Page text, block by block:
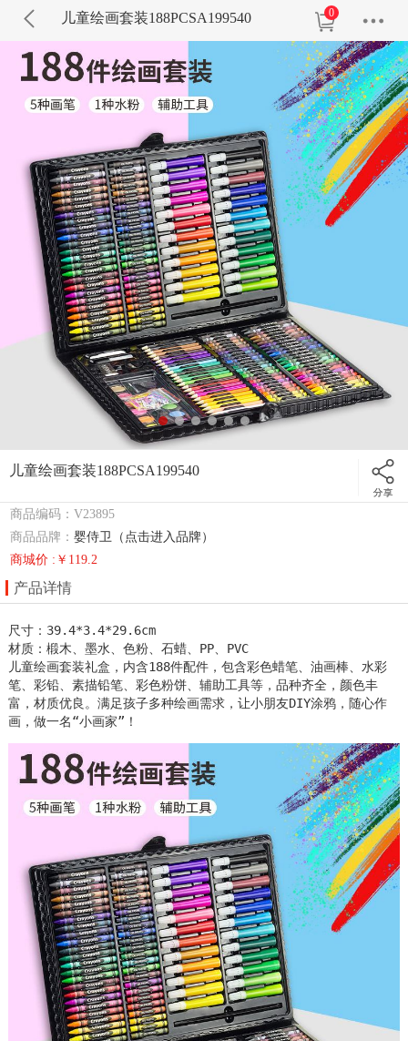
儿童绘画套装188PCSA199540 0
儿童绘画套装188PCSA199540
商品编码：V23895
商品品牌：婴侍卫（点击进入品牌）
商城价 :￥119.2
产品详情
尺寸：39.4*3.4*29.6cm
材质：椴木、墨水、色粉、石蜡、PP、PVC
儿童绘画套装礼盒，内含188件配件，包含彩色蜡笔、油画棒、水彩
笔、彩铅、素描铅笔、彩色粉饼、辅助工具等，品种齐全，颜色丰
富，材质优良。满足孩子多种绘画需求，让小朋友DIY涂鸦，随心作
画，做一名“小画家”！